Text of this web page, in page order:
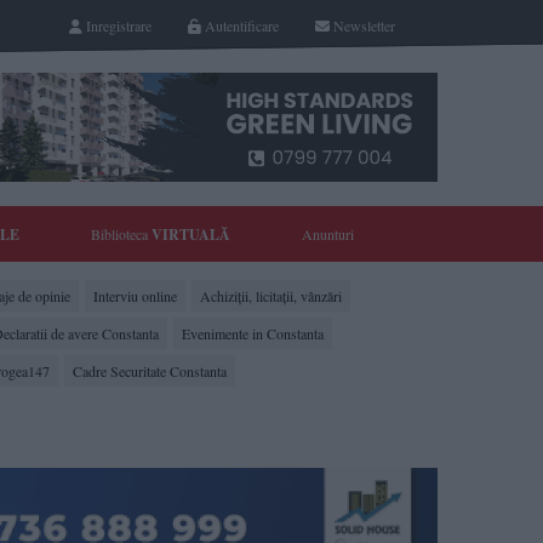
Newsletter
Autentificare
Inregistrare
BibliotecaVIRTUALĂ Anunturi
de opinie Interviu online
Achiziții, licitații, vânzări
de avere Constanta
Evenimente in Constanta
Cadre Securitate Constanta